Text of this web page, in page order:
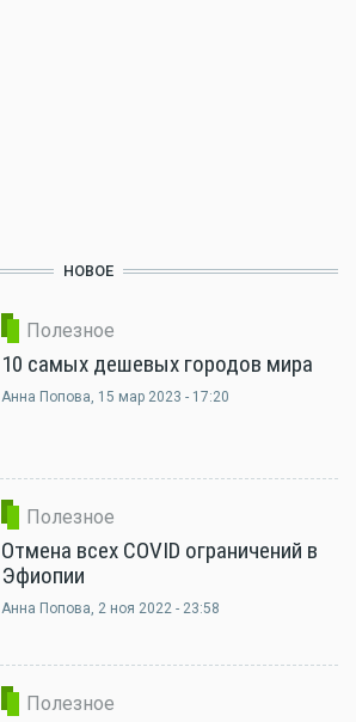
НОВОЕ
Полезное
10 самых дешевых городов мира
Анна Попова, 15 мар 2023 - 17:20
Полезное
Отмена всех COVID ограничений в
Эфиопии
Анна Попова, 2 ноя 2022 - 23:58
Полезное